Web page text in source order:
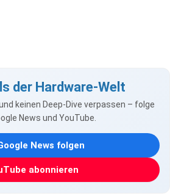
der Hardware-Welt
keinen Deep-Dive verpassen – folge
News und YouTube.
News folgen
abonnieren